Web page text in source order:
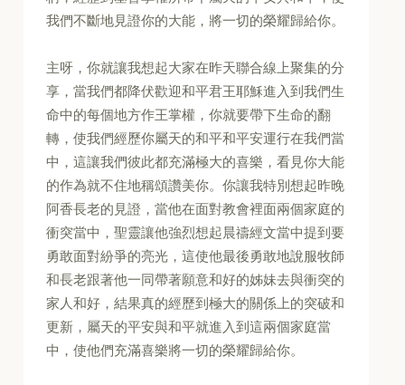
我們不斷地見證你的大能，將一切的榮耀歸給你。
主呀，你就讓我想起大家在昨天聯合線上聚集的分
享，當我們都降伏歡迎和平君王耶穌進入到我們生
命中的每個地方作王掌權，你就要帶下生命的翻
轉，使我們經歷你屬天的和平和平安運行在我們當
中，這讓我們彼此都充滿極大的喜樂，看見你大能
的作為就不住地稱頌讚美你。你讓我特別想起昨晚
阿香長老的見證，當他在面對教會裡面兩個家庭的
衝突當中，聖靈讓他強烈想起晨禱經文當中提到要
勇敢面對紛爭的亮光，這使他最後勇敢地說服牧師
和長老跟著他一同帶著願意和好的姊妹去與衝突的
家人和好，結果真的經歷到極大的關係上的突破和
更新，屬天的平安與和平就進入到這兩個家庭當
中，使他們充滿喜樂將一切的榮耀歸給你。